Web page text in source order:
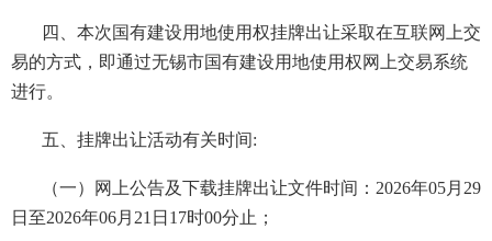
四、本次国有建设用地使用权挂牌出让采取在互联网上交
易的方式，即通过无锡市国有建设用地使用权网上交易系统
进行。
五、挂牌出让活动有关时间:
（一）网上公告及下载挂牌出让文件时间：2026年05月29
日至2026年06月21日17时00分止；